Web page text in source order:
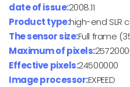
date of issue:2008.11
Product type:high-end SLR
The sensor size:Full frame
Maximum of pixels:
Effective pixels:24500000
Image processor:EXPEED